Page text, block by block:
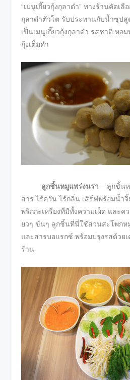
“เมนูเกี๊ยวกุ้งกุลาดำ” ทางร้านคัดเ
กุลาดำตัวโต รับประทานกับน้ำซุปสู
เป็นเมนูเกี๊ยวกุ้งกุลาดำ รสชาติ หอ
กุ้งเต็มคำ
ลูกชิ้นหมูแพร่งนรา – ลูกชิ้นห
สาร ไร้ควัน ไร้กลิ่น เสิร์ฟพร้อมน้ำ
พริกกะเหรี่ยงที่มีทั้งความเผ็ด และค
ยวๆ ข้นๆ ลูกชิ้นที่นี่ใช้ส่วนสะโพกห
และสารบอแรกซ์ พร้อมปรุงรสด้วย
ร้าน